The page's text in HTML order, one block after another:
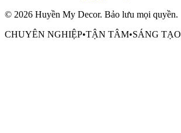
© 2026 Huyền My Decor. Bảo lưu mọi quyền.
CHUYÊN NGHIỆP•TẬN TÂM•SÁNG TẠO